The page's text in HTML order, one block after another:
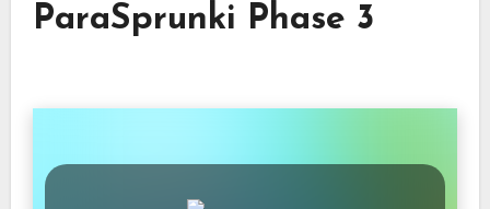
ParaSprunki Phase 3